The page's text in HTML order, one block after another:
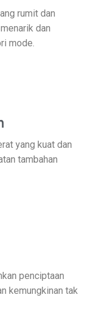
rumit dan
dan
mode.
yang kuat dan
tambahan
penciptaan
kemungkinan tak